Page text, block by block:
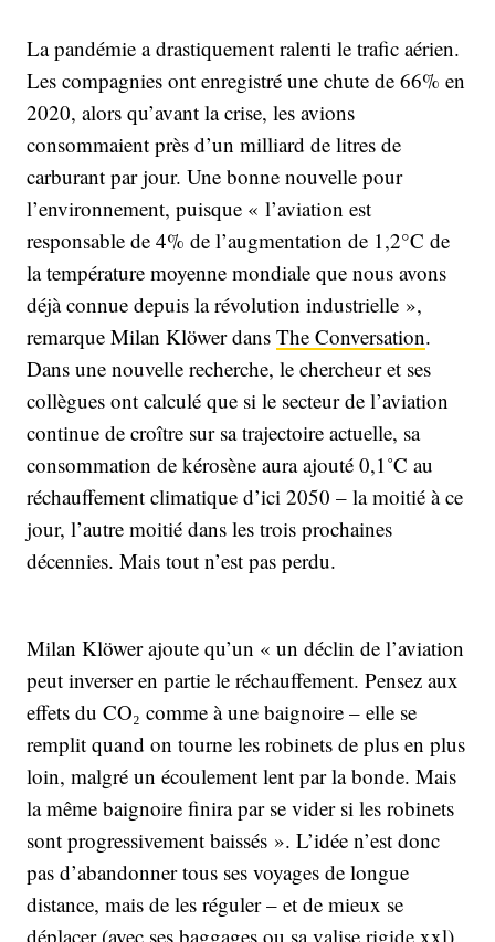
La pandémie a drastiquement ralenti le trafic aérien.
Les compagnies ont enregistré une chute de 66% en
2020, alors qu’avant la crise, les avions
consommaient près d’un milliard de litres de
carburant par jour. Une bonne nouvelle pour
l’environnement, puisque « l’aviation est
responsable de 4% de l’augmentation de 1,2°C de
la température moyenne mondiale que nous avons
déjà connue depuis la révolution industrielle »,
remarque Milan Klöwer dans The Conversation.
Dans une nouvelle recherche, le chercheur et ses
collègues ont calculé que si le secteur de l’aviation
continue de croître sur sa trajectoire actuelle, sa
consommation de kérosène aura ajouté 0,1˚C au
réchauffement climatique d’ici 2050 – la moitié à ce
jour, l’autre moitié dans les trois prochaines
décennies. Mais tout n’est pas perdu.
Milan Klöwer ajoute qu’un « un déclin de l’aviation
peut inverser en partie le réchauffement. Pensez aux
effets du CO₂ comme à une baignoire – elle se
remplit quand on tourne les robinets de plus en plus
loin, malgré un écoulement lent par la bonde. Mais
la même baignoire finira par se vider si les robinets
sont progressivement baissés ». L’idée n’est donc
pas d’abandonner tous ses voyages de longue
distance, mais de les réguler – et de mieux se
déplacer (avec ses baggages ou savalise rigide xxl).